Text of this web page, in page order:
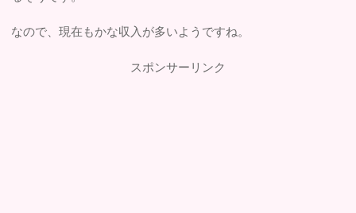
なので、現在もかな収入が多いようですね。
スポンサーリンク